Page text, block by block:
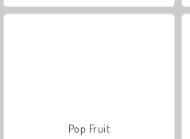
Pop Fruit